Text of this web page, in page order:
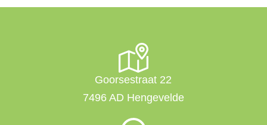
Goorsestraat 22
7496 AD Hengevelde